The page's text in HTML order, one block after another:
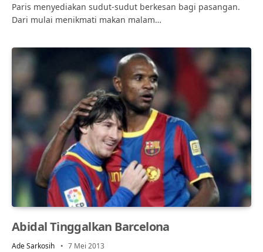
Paris menyediakan sudut-sudut berkesan bagi pasangan.
Dari mulai menikmati makan malam…
Abidal Tinggalkan Barcelona
Ade Sarkosih 7 Mei 2013